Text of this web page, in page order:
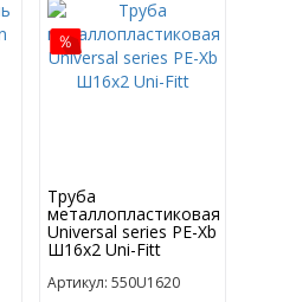
Труба
металлопластиковая
Universal series PE-Xb
Ш16x2 Uni-Fitt
Артикул: 550U1620